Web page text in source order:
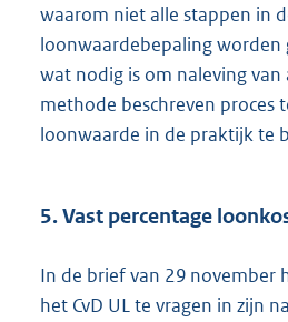
waarom niet alle stappen in
loonwaardebepaling worden
wat nodig is om naleving
methode beschreven proces
loonwaarde in de praktijk te
5. Vast percentage
In de brief van 29 november
het CvD UL te vragen in zijn